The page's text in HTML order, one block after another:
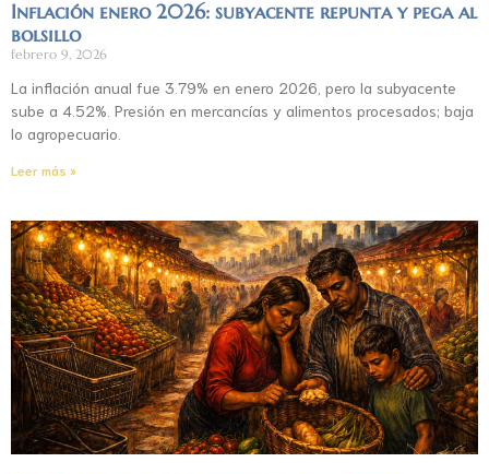
Inflación enero 2026: subyacente repunta y pega al
bolsillo
febrero 9, 2026
La inflación anual fue 3.79% en enero 2026, pero la subyacente
sube a 4.52%. Presión en mercancías y alimentos procesados; baja
lo agropecuario.
Leer más »